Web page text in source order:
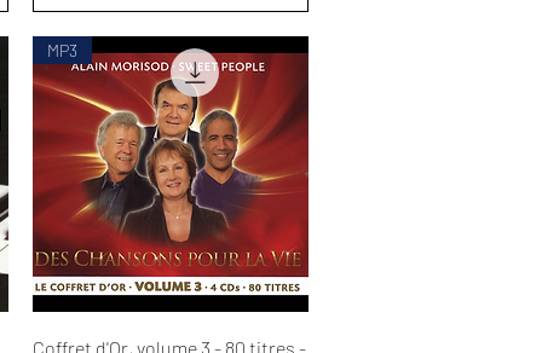
Aperçu rapide
MP3
Coffret d'Or, volume 3 - 80 titres -